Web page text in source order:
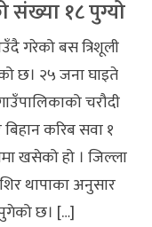
संख्या १८ पुग्यो
गरेको बस त्रिशूली
छ। २५ जना घाइते
चरौदी
करिब सवा १
खसेको हो । जिल्ला
थापाका अनुसार
छ। […]